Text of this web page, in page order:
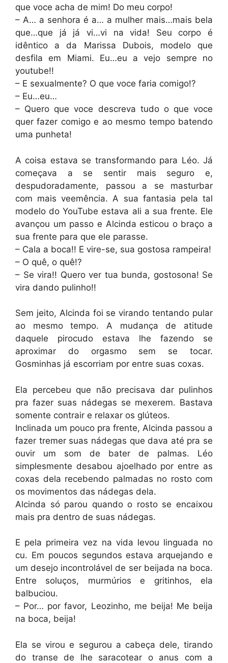
que voce acha de mim! Do meu corpo!
– A… a senhora é a… a mulher mais…mais bela
que…que já já vi…vi na vida! Seu corpo é
idêntico a da Marissa Dubois, modelo que
desfila em Miami. Eu…eu a vejo sempre no
youtube!!
– E sexualmente? O que voce faria comigo!?
– Eu…eu…
– Quero que voce descreva tudo o que voce
quer fazer comigo e ao mesmo tempo batendo
uma punheta!
A coisa estava se transformando para Léo. Já
começava a se sentir mais seguro e,
despudoradamente, passou a se masturbar
com mais veemência. A sua fantasia pela tal
modelo do YouTube estava ali a sua frente. Ele
avançou um passo e Alcinda esticou o braço a
sua frente para que ele parasse.
– Cala a boca!! E vire-se, sua gostosa rampeira!
– O quê, o quê!?
– Se vira!! Quero ver tua bunda, gostosona! Se
vira dando pulinho!!
Sem jeito, Alcinda foi se virando tentando pular
ao mesmo tempo. A mudança de atitude
daquele pirocudo estava lhe fazendo se
aproximar do orgasmo sem se tocar.
Gosminhas já escorriam por entre suas coxas.
Ela percebeu que não precisava dar pulinhos
pra fazer suas nádegas se mexerem. Bastava
somente contrair e relaxar os glúteos.
Inclinada um pouco pra frente, Alcinda passou a
fazer tremer suas nádegas que dava até pra se
ouvir um som de bater de palmas. Léo
simplesmente desabou ajoelhado por entre as
coxas dela recebendo palmadas no rosto com
os movimentos das nádegas dela.
Alcinda só parou quando o rosto se encaixou
mais pra dentro de suas nádegas.
E pela primeira vez na vida levou linguada no
cu. Em poucos segundos estava arquejando e
um desejo incontrolável de ser beijada na boca.
Entre soluços, murmúrios e gritinhos, ela
balbuciou.
– Por… por favor, Leozinho, me beija! Me beija
na boca, beija!
Ela se virou e segurou a cabeça dele, tirando
do transe de lhe saracotear o anus com a